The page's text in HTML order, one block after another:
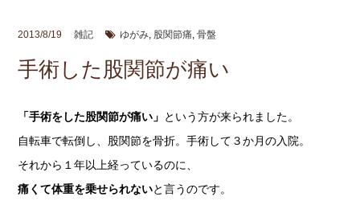
2013/8/19 雑記 ゆがみ, 股関節痛,骨盤
手術した股関節が痛い
「手術をした股関節が痛い」 という方が来られました。
自転車で転倒し、股関節を骨折。手術して３か月の入院。
それから１年以上経っているのに、
痛くて体重を乗せられないと言うのです。